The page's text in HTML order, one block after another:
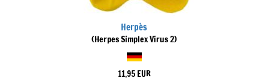
Herpès
(Herpes Simplex Virus 2)
11,95 EUR